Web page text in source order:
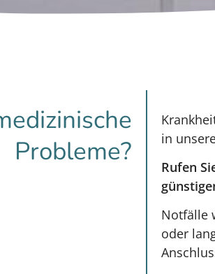
Probleme?
in
Rufen
Notfälle
oder